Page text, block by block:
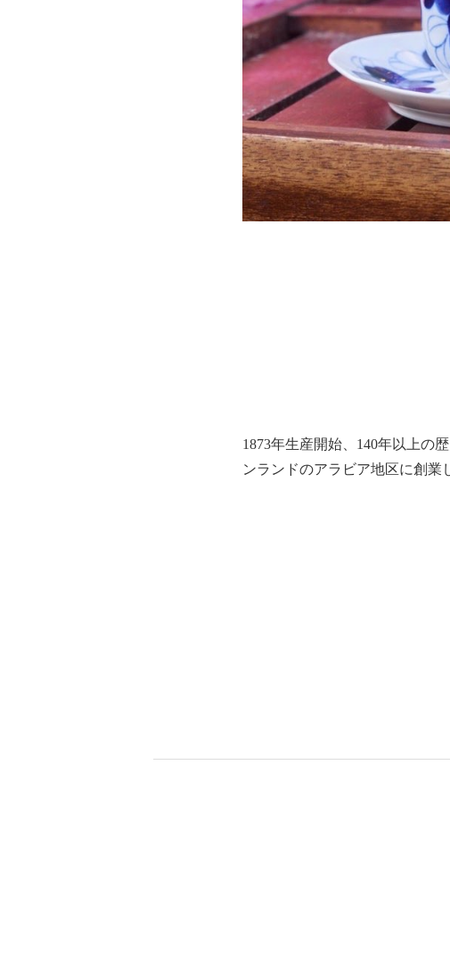
1873年生産開始、140年以上の
ンランドのアラビア地区に創業